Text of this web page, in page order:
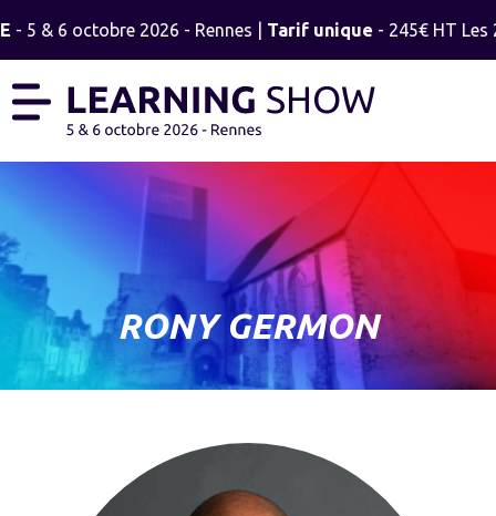
- 5 & 6 octobre 2026 - Rennes | Tarif unique- 245€ HT Les
RONY GERMON